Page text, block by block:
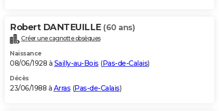
Robert DANTEUILLE (60 ans)
Créer une cagnotte obsèques
Naissance
08/06/1928 à Sailly-au-Bois (Pas-de-Calais)
Décès
23/06/1988 à Arras (Pas-de-Calais)